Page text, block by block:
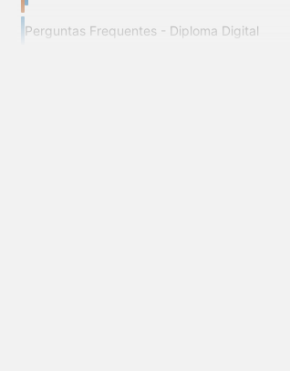
Perguntas Frequentes - Diploma Digital